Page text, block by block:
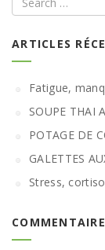
ARTICLES
Fatigue,
SOUPE THAI
POTAGE DE
GALETTES
Stress,